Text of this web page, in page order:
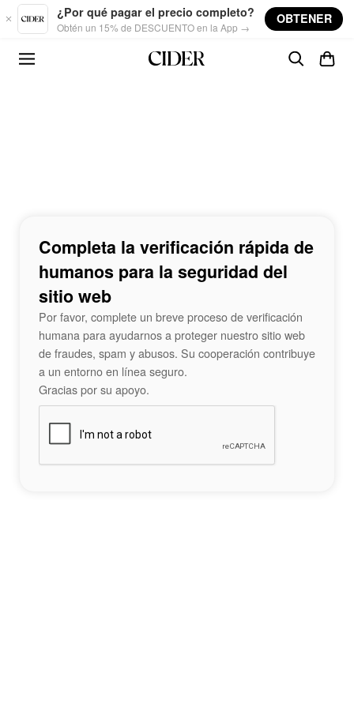
Skip to main content
¿Por qué pagar el precio completo?
Obtén un 15% de DESCUENTO en la App →
OBTENER
Completa la verificación rápida de
humanos para la seguridad del
sitio web
Por favor, complete un breve proceso de verificación
humana para ayudarnos a proteger nuestro sitio web
de fraudes, spam y abusos. Su cooperación contribuye
a un entorno en línea seguro.
Gracias por su apoyo.